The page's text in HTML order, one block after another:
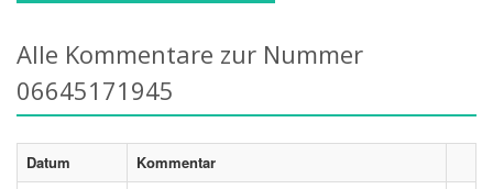
Alle Kommentare zur Nummer
06645171945
Datum
Kommentar